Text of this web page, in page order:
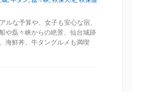
ルな予算や、女子も安心な宿、
や磊々峡からの絶景、仙台城跡
海鮮丼、牛タングルメも満喫